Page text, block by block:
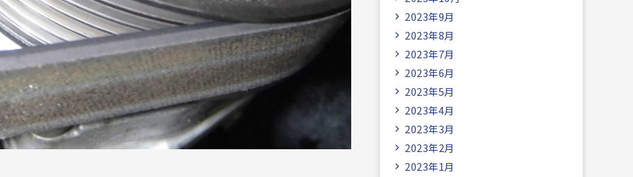
2023年9月
2023年8月
2023年7月
2023年6月
2023年5月
2023年4月
2023年3月
2023年2月
2023年1月